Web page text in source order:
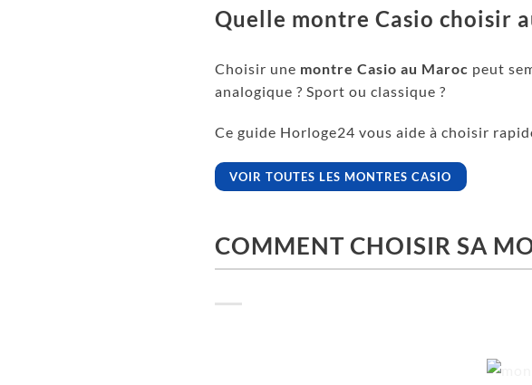
Quelle montre Casio choisir
Choisir une montre Casio au Maroc peut
analogique ? Sport ou classique ?
Ce guide Horloge24 vous aide à choisir
VOIR TOUTES LES MONTRES CASIO
COMMENT CHOISIR SA